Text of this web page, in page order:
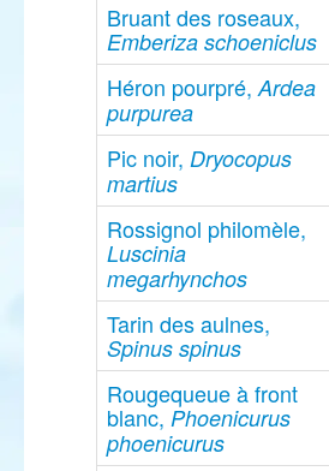
Bruant des roseaux,
Emberiza schoeniclus
Héron pourpré,Ardea
purpurea
Pic noir, Dryocopus
martius
Rossignol philomèle,
Luscinia
megarhynchos
Tarin des aulnes,
Spinus spinus
Rougequeue à front
blanc, Phoenicurus
phoenicurus